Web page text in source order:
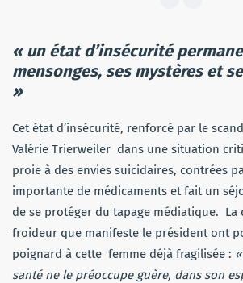
« un état d’insécurité
mensonges, ses mystères et
»
Cet état d’insécurité, renforcé par le
Valérie Trierweiler dans une situation
proie à des envies suicidaires, contrées
importante de médicaments et fait un
de se protéger du tapage médiatique. La
froideur que manifeste le président ont
poignard à cette femme déjà fragilisée :
santé ne le préoccupe guère, dans son